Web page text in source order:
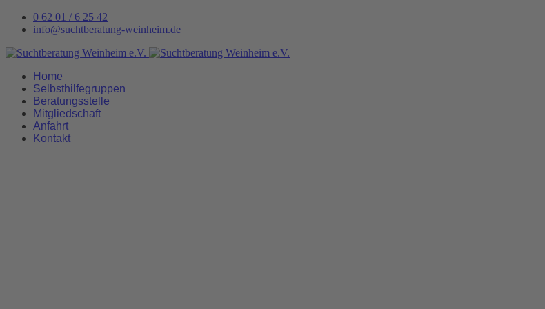
0 62 01 / 6 25 42
info@suchtberatung-weinheim.de
Home
Selbsthilfegruppen
Beratungsstelle
Mitgliedschaft
Anfahrt
Kontakt